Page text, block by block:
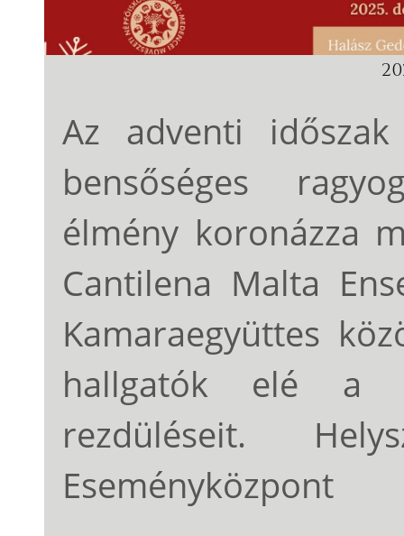
Az adventi
bensőséges
élmény koronázza
Cantilena Malta
Kamaraegyüttes
hallgatók elé a
rezdüléseit.
Eseményközpont